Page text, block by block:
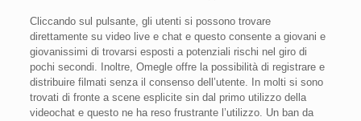
Cliccando sul pulsante, gli utenti si possono trovare
direttamente su video live e chat e questo consente a giovani e
giovanissimi di trovarsi esposti a potenziali rischi nel giro di
pochi secondi. Inoltre, Omegle offre la possibilità di registrare e
distribuire filmati senza il consenso dell’utente. In molti si sono
trovati di fronte a scene esplicite sin dal primo utilizzo della
videochat e questo ne ha reso frustrante l’utilizzo. Un ban da